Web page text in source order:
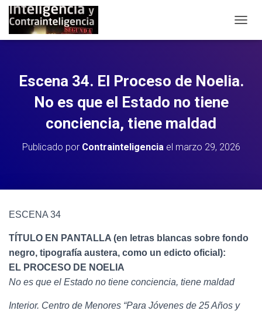
A
A
C
Escena 34. El Proceso de Noelia.
No es que el Estado no tiene
conciencia, tiene maldad
Publicado por Contrainteligenciael marzo 29, 2026
ESCENA 34
TÍTULO EN PANTALLA (en letras blancas sobre fondo
negro, tipografía austera, como un edicto oficial):
EL PROCESO DE NOELIA
No es que el Estado no tiene conciencia, tiene maldad
Interior. Centro de Menores “Para Jóvenes de 25 Años y